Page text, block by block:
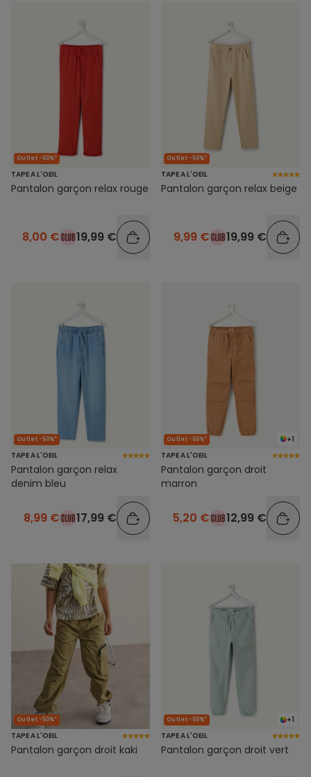
Outlet -60%*
TAPE A L'OEIL
Pantalon garçon relax rouge
8,00 € 19,99 €
Outlet -50%*
TAPE A L'OEIL
Pantalon garçon relax beige
9,99 € 19,99 €
Outlet -50%*
TAPE A L'OEIL
Pantalon garçon relax
denim bleu
8,99 € 17,99 €
+1
Outlet -60%*
TAPE A L'OEIL
Pantalon garçon droit
marron
5,20 € 12,99 €
Outlet -50%*
TAPE A L'OEIL
Pantalon garçon droit kaki
+1
Outlet -60%*
TAPE A L'OEIL
Pantalon garçon droit vert